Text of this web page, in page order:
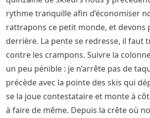
rythme tranquille afin d’économiser
rattrapons ce petit monde, et devons
derrière. La pente se redresse, il faut
contre les crampons. Suivre la
un peu pénible : je n’arrête pas de
précède avec la pointe des skis qui
se la joue contestataire et monte à
à faire de même. Depuis la crête où